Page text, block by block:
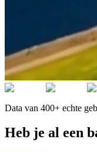
Data van 400+ echte
Heb je al een